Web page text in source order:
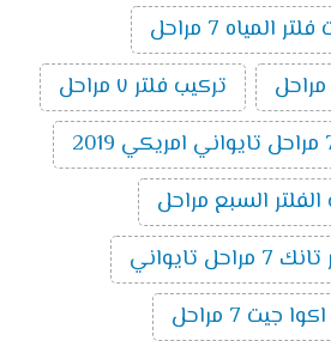
المياه 7 مراحل
تركيب فلتر ٧ مراحل
السبع مراحل
تايواني
جيت 7 مراحل